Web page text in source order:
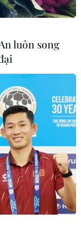
luôn song